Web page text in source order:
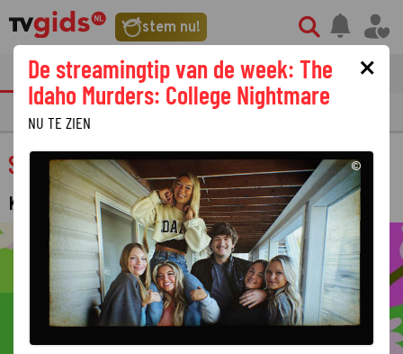
stem nu!
tvgids streaming nieuws
PRIMETIME GEMIST
StoryZoo & Friends
KINDERPROGRAMMA
×
De streamingtip van de week: The
Idaho Murders: College Nightmare
NU TE ZIEN
©